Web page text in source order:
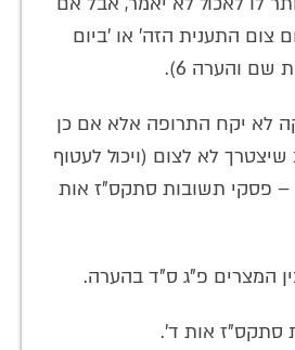
צום התענית הזה' או 'ביום
והערה 6).
לא יקח התרופה אלא אם כן
לא לצום (ויכול לעטוף
– פסקי תשובות סתקס"ז אות
המצרים פ"ג ס"ד בהערה.
סתקס"ז אות ד'.